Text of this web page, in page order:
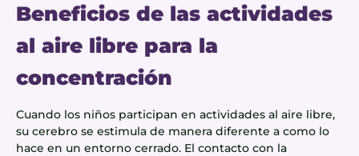
Beneficios de las actividades
al aire libre para la
concentración
Cuando los niños participan en actividades al aire libre,
su cerebro se estimula de manera diferente a como lo
hace en un entorno cerrado. El contacto con la